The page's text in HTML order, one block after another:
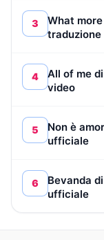
3
What
traduzione
4
All of me
video
5
Non è
ufficiale
6
Bevanda
ufficiale